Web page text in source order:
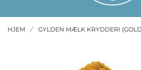
HJEM / GYLDEN MÆLK KRYDDERI